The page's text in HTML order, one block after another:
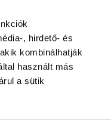
, hirdető- és
kombinálhatják
használt más
a sütik